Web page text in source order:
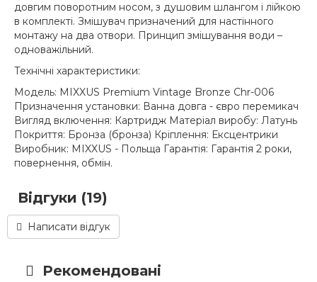
довгим поворотним носом, з душовим шлангом і лійкою
в комплекті. Змішувач призначений для настінного
монтажу на два отвори. Принцип змішування води –
одноважільний.
Технічні характеристики:
Модель: MIXXUS Premium Vintage Bronze Chr-006
Призначення установки: Ванна довга - євро перемикач
Вигляд включення: Картридж Матеріал виробу: Латунь
Покриття: Бронза (бронза) Кріплення: Ексцентрики
Виробник: MIXXUS - Польща Гарантія: Гарантія 2 роки,
повернення, обмін.
Відгуки (19)
Написати відгук
Рекомендовані